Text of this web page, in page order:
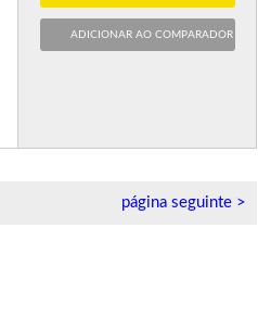
ADICIONAR AO COMPARADOR
página seguinte >